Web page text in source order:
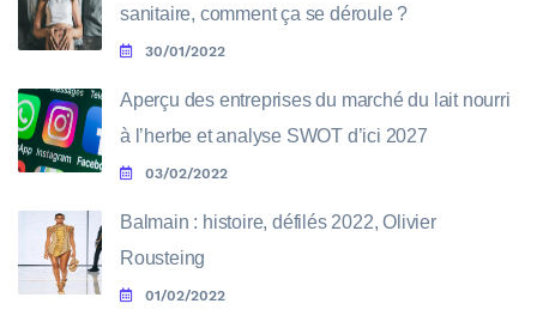
sanitaire, comment ça se déroule ?
30/01/2022
Aperçu des entreprises du marché du lait nourri
à l’herbe et analyse SWOT d’ici 2027
03/02/2022
Balmain : histoire, défilés 2022, Olivier
Rousteing
01/02/2022